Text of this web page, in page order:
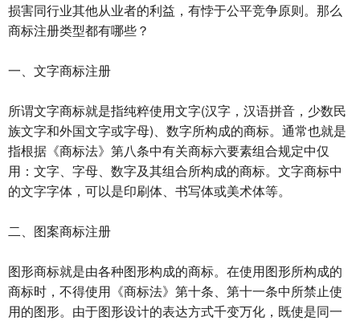
损害同行业其他从业者的利益，有悖于公平竞争原则。那么
商标注册类型都有哪些？
一、文字商标注册
所谓文字商标就是指纯粹使用文字(汉字，汉语拼音，少数民
族文字和外国文字或字母)、数字所构成的商标。通常也就是
指根据《商标法》第八条中有关商标六要素组合规定中仅
用：文字、字母、数字及其组合所构成的商标。文字商标中
的文字字体，可以是印刷体、书写体或美术体等。
二、图案商标注册
图形商标就是由各种图形构成的商标。在使用图形所构成的
商标时，不得使用《商标法》第十条、第十一条中所禁止使
用的图形。由于图形设计的表达方式千变万化，既使是同一